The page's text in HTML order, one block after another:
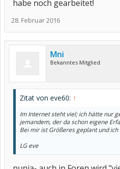
habe noch gearbeitet!
28. Februar 2016
Mni
Bekanntes Mitglied
Zitat von eve60: ↑
Im Internet steht viel; ich hätte nur
jemandem, der da schon eigene
Bei mir ist Größeres geplant und
LG eve